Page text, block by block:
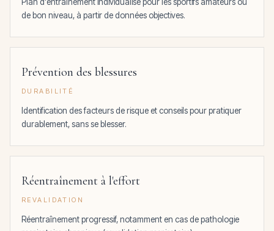
de bon niveau, à partir de données objectives.
Prévention des blessures
DURABILITÉ
Identification des facteurs de risque et conseils pour pratiquer
durablement, sans se blesser.
Réentraînement à l'effort
REVALIDATION
Réentraînement progressif, notamment en cas de pathologie